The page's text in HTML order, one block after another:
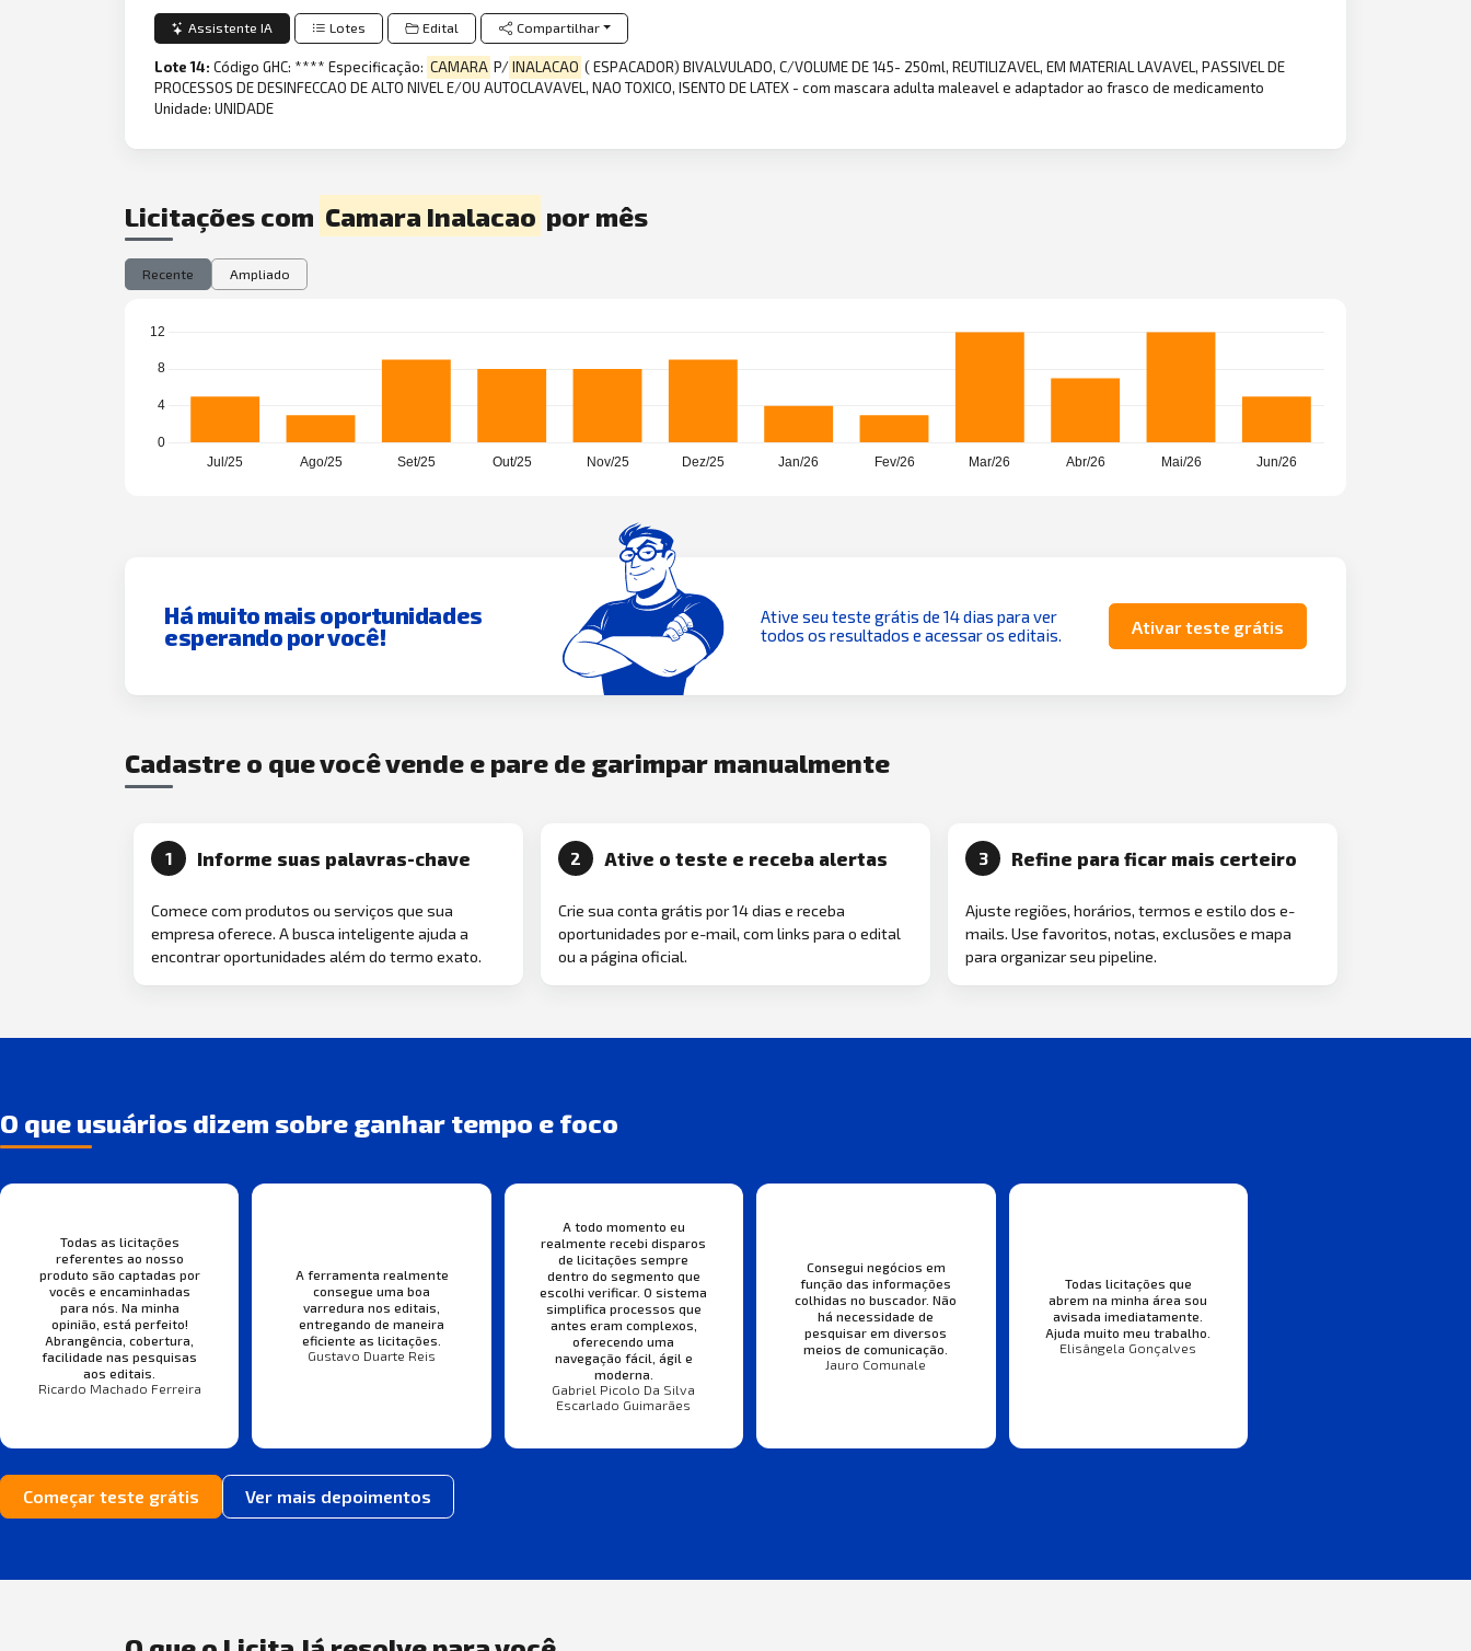
Assistente IA Lotes Edital Compartilhar
Lote 14:Código GHC: **** Especificação: CAMARA P/INALACAO ( ESPACADOR) BIVALVULADO, C/VOLUME DE 145- 250ml, REUTILIZAVEL, EM MATERIAL LAVAVEL, PASSIVEL DE
PROCESSOS DE DESINFECCAO DE ALTO NIVEL E/OU AUTOCLAVAVEL, NAO TOXICO, ISENTO DE LATEX - com mascara adulta maleavel e adaptador ao frasco de medicamento
Unidade: UNIDADE
Licitações com Camara Inalacao por mês
Recente Ampliado
Há muito mais oportunidades
esperando por você!
Ative seu teste grátis de 14 dias para ver
todos os resultados e acessar os editais.
Ativar teste grátis
Cadastre o que você vende e pare de garimpar manualmente
1 Informe suas palavras-chave
Comece com produtos ou serviços que sua
empresa oferece. A busca inteligente ajuda a
encontrar oportunidades além do termo exato.
2 Ative o teste e receba alertas
Crie sua conta grátis por 14 dias e receba
oportunidades por e-mail, com links para o edital
ou a página oficial.
3 Refine para ficar mais certeiro
Ajuste regiões, horários, termos e estilo dos e-
mails. Use favoritos, notas, exclusões e mapa
para organizar seu pipeline.
O que usuários dizem sobre ganhar tempo e foco
Todas as licitações
referentes ao nosso
produto são captadas por
vocês e encaminhadas
para nós. Na minha
opinião, está perfeito!
Abrangência, cobertura,
facilidade nas pesquisas
aos editais.
Ricardo Machado Ferreira
A ferramenta realmente
consegue uma boa
varredura nos editais,
entregando de maneira
eficiente as licitações.
Gustavo Duarte Reis
A todo momento eu
realmente recebi disparos
de licitações sempre
dentro do segmento que
escolhi verificar. O sistema
simplifica processos que
antes eram complexos,
oferecendo uma
navegação fácil, ágil e
moderna.
Gabriel Picolo Da Silva
Escarlado Guimarães
Consegui negócios em
função das informações
colhidas no buscador. Não
há necessidade de
pesquisar em diversos
meios de comunicação.
Jauro Comunale
Todas licitações que
abrem na minha área sou
avisada imediatamente.
Ajuda muito meu trabalho.
Elisângela Gonçalves
Começar teste grátis Ver mais depoimentos